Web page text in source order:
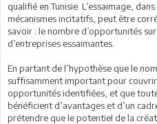
qualifié en Tunisie. L’essaimage,
mécanismes incitatifs, peut être
savoir : le nombre d’opportunités
d’entreprises essaimantes.
En partant de l’hypothèse que le
suffisamment important pour
opportunités identifiées, et que
bénéficient d’avantages et d’un
prétendre que le potentiel de la